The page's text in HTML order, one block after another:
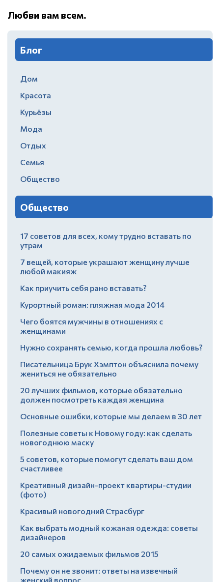
Любви вам всем.
Блог
Дом
Красота
Курьёзы
Мода
Отдых
Семья
Общество
Общество
17 советов для всех, кому трудно вставать по
утрам
7 вещей, которые украшают женщину лучше
любой макияж
Как приучить себя рано вставать?
Курортный роман: пляжная мода 2014
Чего боятся мужчины в отношениях с
женщинами
Нужно сохранять семью, когда прошла любовь?
Писательница Брук Хэмптон объяснила почему
жениться не обязательно
20 лучших фильмов, которые обязательно
должен посмотреть каждая женщина
Основные ошибки, которые мы делаем в 30 лет
Полезные советы к Новому году: как сделать
новогоднюю маску
5 советов, которые помогут сделать ваш дом
счастливее
Креативный дизайн-проект квартиры-студии
(фото)
Красивый новогодний Страсбург
Как выбрать модный кожаная одежда: советы
дизайнеров
20 самых ожидаемых фильмов 2015
Почему он не звонит: ответы на извечный
женский вопрос